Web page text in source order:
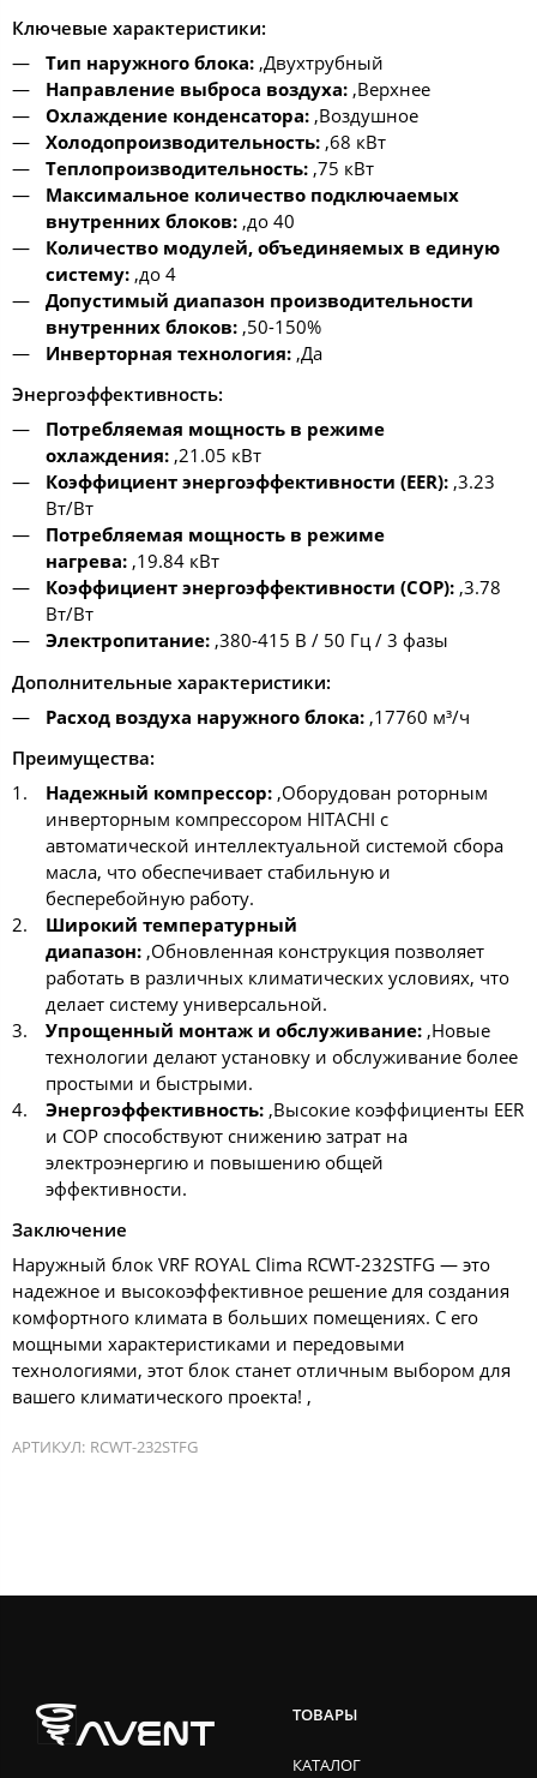
Ключевые характеристики:
Тип наружного блока:,Двухтрубный
Направление выброса воздуха:,Верхнее
Охлаждение конденсатора:,Воздушное
Холодопроизводительность:,68 кВт
Теплопроизводительность:,75 кВт
Максимальное количество подключаемых
внутренних блоков:,до 40
Количество модулей, объединяемых в единую
систему:,до 4
Допустимый диапазон производительности
внутренних блоков:,50-150%
Инверторная технология:,Да
Энергоэффективность:
Потребляемая мощность в режиме
охлаждения:,21.05 кВт
Коэффициент энергоэффективности (EER):,3.23
Вт/Вт
Потребляемая мощность в режиме
нагрева:,19.84 кВт
Коэффициент энергоэффективности (COP):,3.78
Вт/Вт
Электропитание:,380-415 В / 50 Гц / 3 фазы
Дополнительные характеристики:
Расход воздуха наружного блока:,17760 м³/ч
Преимущества:
Надежный компрессор:,Оборудован роторным
инверторным компрессором HITACHI с
автоматической интеллектуальной системой сбора
масла, что обеспечивает стабильную и
бесперебойную работу.
Широкий температурный
диапазон:,Обновленная конструкция позволяет
работать в различных климатических условиях, что
делает систему универсальной.
Упрощенный монтаж и обслуживание:,Новые
технологии делают установку и обслуживание более
простыми и быстрыми.
Энергоэффективность:,Высокие коэффициенты EER
и COP способствуют снижению затрат на
электроэнергию и повышению общей
эффективности.
Заключение
Наружный блок VRF ROYAL Clima RCWT-232STFG — это
надежное и высокоэффективное решение для создания
комфортного климата в больших помещениях. С его
мощными характеристиками и передовыми
технологиями, этот блок станет отличным выбором для
вашего климатического проекта! ,
АРТИКУЛ: RCWT-232STFG
ТОВАРЫ
КАТАЛОГ